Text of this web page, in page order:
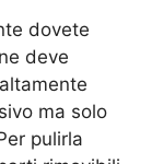
dovete
deve
ma solo
pulirla